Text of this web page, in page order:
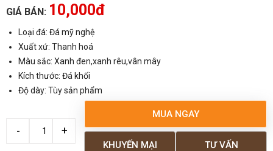
GIÁ BÁN: 10,000đ
Loại đá: Đá mỹ nghệ
Xuất xứ: Thanh hoá
Màu sắc: Xanh đen,xanh rêu,vân mây
Kích thước: Đá khối
Độ dày: Tùy sản phẩm
MUA NGAY
TƯ VẤN
KHUYẾN MẠI